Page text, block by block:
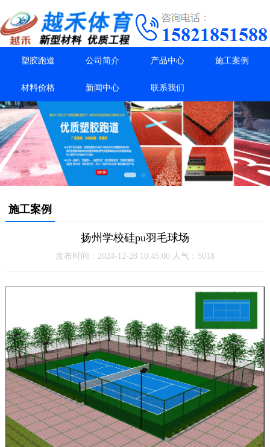
塑胶跑道 公司简介 产品中心 施工案例
材料价格 新闻中心 联系我们
施工案例
扬州学校硅pu羽毛球场
发布时间：2024-12-28 10:45:00 人气：5018